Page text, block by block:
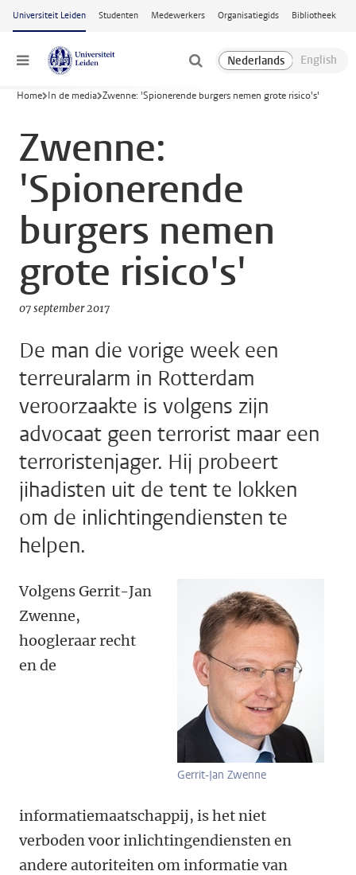
Ga naar hoofdinhoud
Universiteit Leiden Studenten Medewerkers Organisatiegids Bibliotheek
Menu
Home In de media Zwenne: 'Spionerende burgers nemen grote risico's'
Zwenne:
'Spionerende
burgers nemen
grote risico's'
07 september 2017
De man die vorige week een
terreuralarm in Rotterdam
veroorzaakte is volgens zijn
advocaat geen terrorist maar een
terroristenjager. Hij probeert
jihadisten uit de tent te lokken
om de inlichtingendiensten te
helpen.
Gerrit-Jan Zwenne
Volgens Gerrit-Jan
Zwenne,
hoogleraar recht
en de
informatiemaatschappij, is het niet
verboden voor inlichtingendiensten en
andere autoriteiten om informatie van